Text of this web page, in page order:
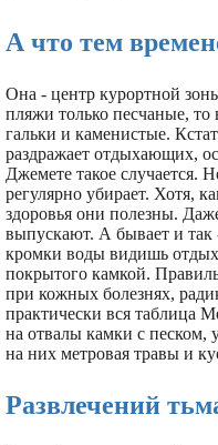
А что тем
Она - центр курортной
пляжи только песчаные,
гальки и каменистые.
раздражает отдыхающих,
Джемете такое случается.
регулярно убирает. Хотя,
здоровья они полезны.
выпускают. А бывает и так
кромки воды видишь
покрытого камкой.
при кожных болезнях,
практически вся таблица
на отвалы камки с песком,
на них метровая травы и
Развлечений